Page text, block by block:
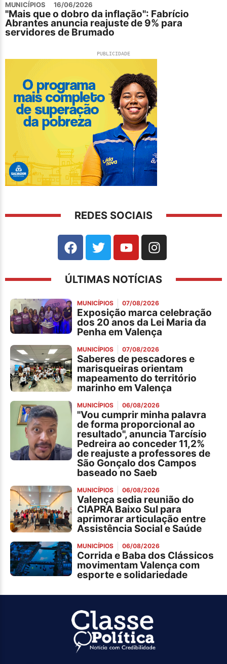
MUNICÍPIOS 16/06/2026
"Mais que o dobro da inflação": Fabrício
Abrantes anuncia reajuste de 9% para
servidores de Brumado
PUBLICIDADE
REDES SOCIAIS
ÚLTIMAS NOTÍCIAS
MUNICÍPIOS 07/08/2026
Exposição marca celebração
dos 20 anos da Lei Maria da
Penha em Valença
MUNICÍPIOS 07/08/2026
Saberes de pescadores e
marisqueiras orientam
mapeamento do território
marinho em Valença
MUNICÍPIOS 06/08/2026
"Vou cumprir minha palavra
de forma proporcional ao
resultado", anuncia Tarcísio
Pedreira ao conceder 11,2%
de reajuste a professores de
São Gonçalo dos Campos
baseado no Saeb
MUNICÍPIOS 06/08/2026
Valença sedia reunião do
CIAPRA Baixo Sul para
aprimorar articulação entre
Assistência Social e Saúde
MUNICÍPIOS 06/08/2026
Corrida e Baba dos Clássicos
movimentam Valença com
esporte e solidariedade